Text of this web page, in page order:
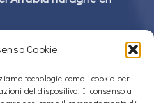
Cookie
tecnologie come i cookie per
del dispositivo. Il consenso a
Nuragic en Alà